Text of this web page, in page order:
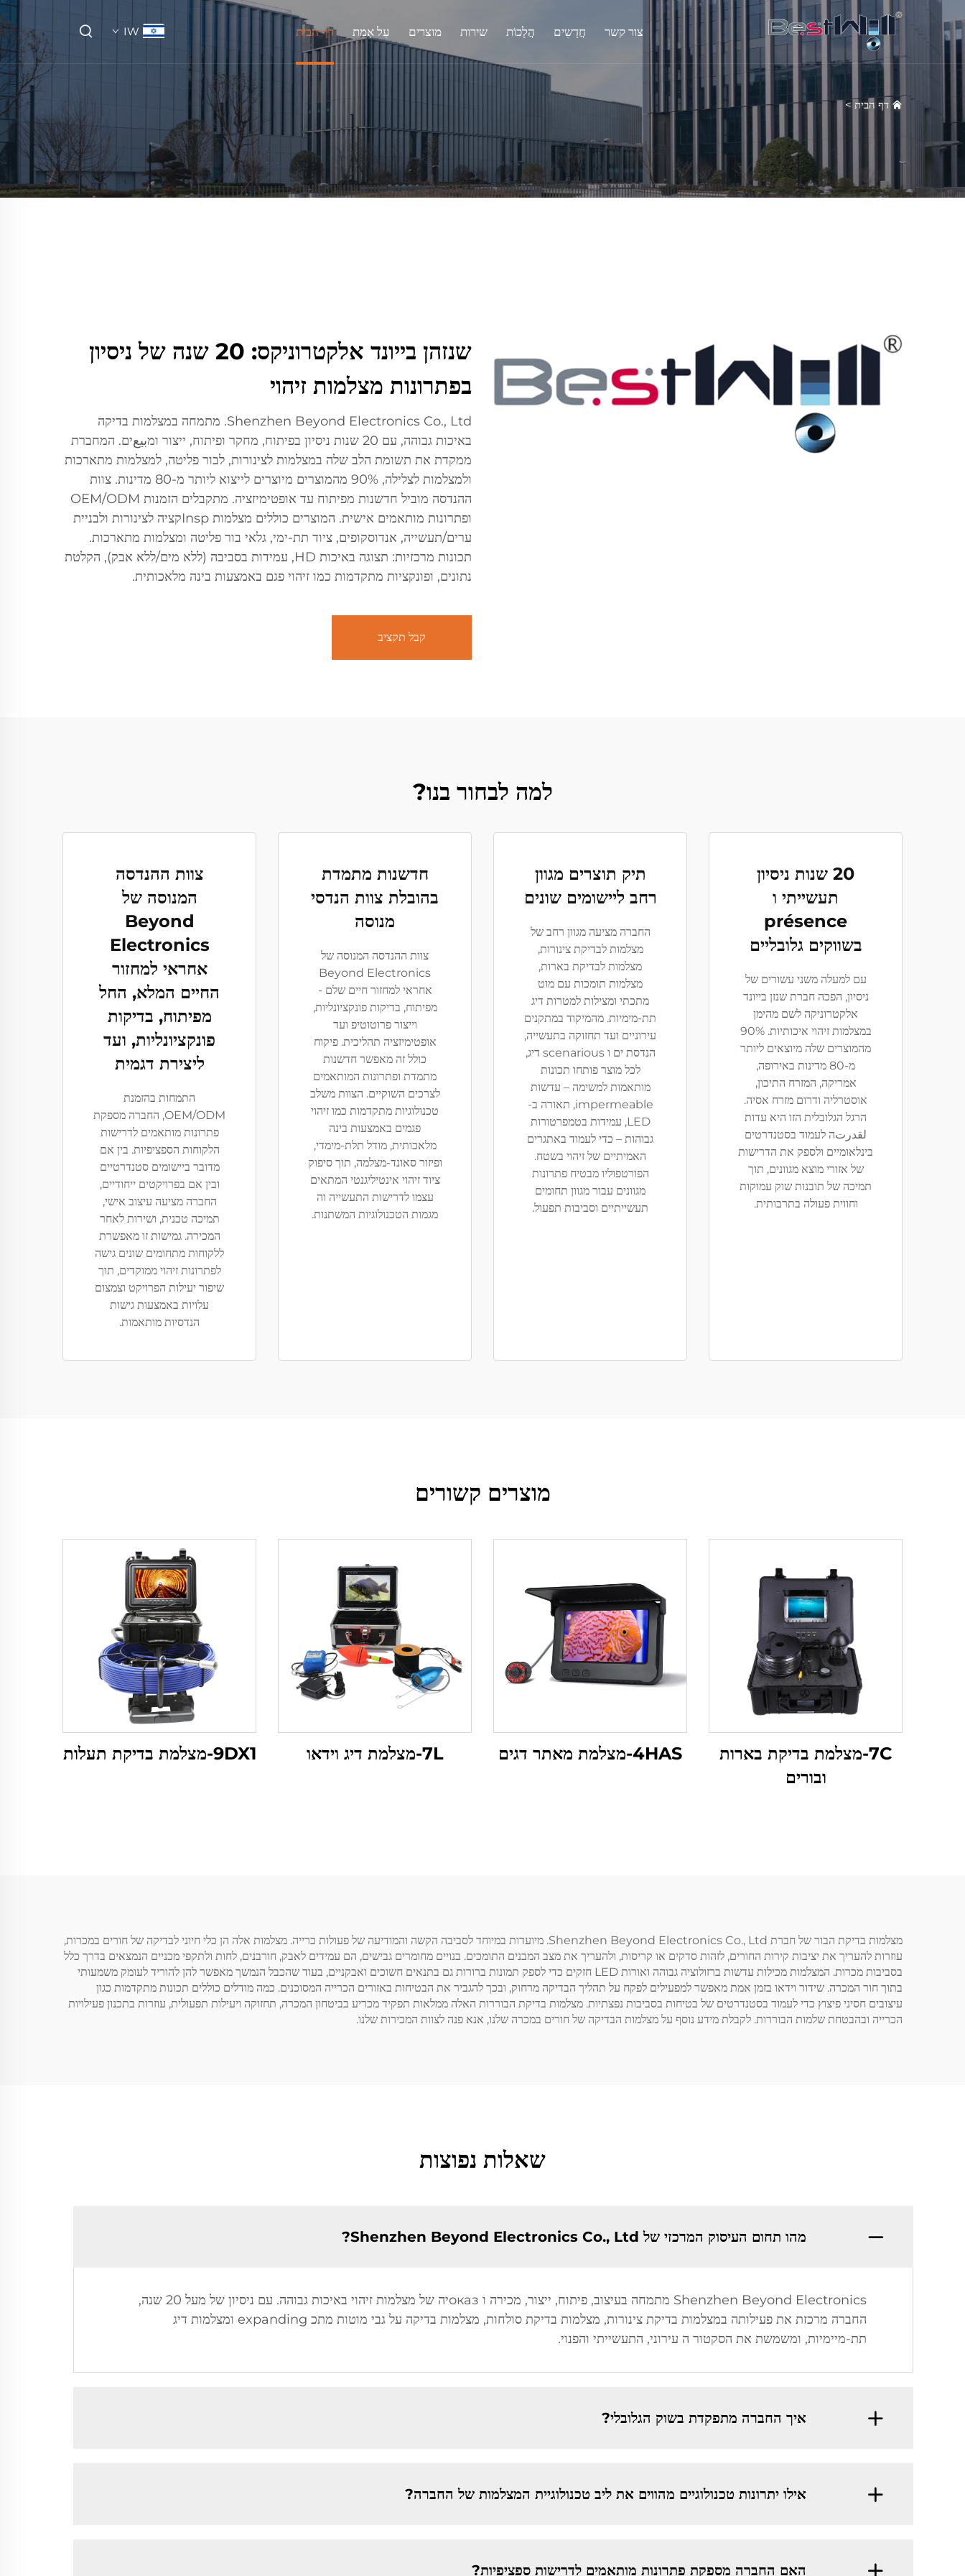
דף הבית עַל אָמַת מוצרים שירות הֲלָכוֹת חֲדָשִים צור קשר IW
דף הבית >
שנזהן בייונד אלקטרוניקס: 20 שנה של ניסיון
בפתרונות מצלמות זיהוי
Shenzhen Beyond Electronics Co., Ltd. מתמחה במצלמות בדיקה
באיכות גבוהה, עם 20 שנות ניסיון בפיתוח, מחקר ופיתוח, ייצור ומبيعים. המחברת
ממקדת את תשומת הלב שלה במצלמות לצינורות, לבור פליטה, למצלמות מתארכות
ולמצלמות לצלילה, 90% מהמוצרים מיוצרים לייצוא ליותר מ-80 מדינות. צוות
ההנדסה מוביל חדשנות מפיתוח עד אופטימיזציה. מתקבלים הזמנות OEM/ODM
ופתרונות מותאמים אישית. המוצרים כוללים מצלמות Inspקציה לצינורות ולבניית
ערים/תעשייה, אנדוסקופים, ציוד תת-ימי, גלאי בור פליטה ומצלמות מתארכות.
תכונות מרכזיות: תצוגה באיכות HD, עמידות בסביבה (ללא מים/ללא אבק), הקלטת
נתונים, ופונקציות מתקדמות כמו זיהוי פגם באמצעות בינה מלאכותית.
קבל תקציב
למה לבחור בנו?
20 שנות ניסיון
תעשייתי ו
présence
בשווקים גלובליים
עם למעלה משני עשורים של
ניסיון, הפכה חברת שנזן בייונד
אלקטרוניקה לשם מהימן
במצלמות זיהוי איכותיות. 90%
מהמוצרים שלה מיוצאים ליותר
מ-80 מדינות באירופה,
אמריקה, המזרח התיכון,
אוסטרליה ודרום מזרח אסיה.
הרגל הגלובלית הזו היא עדות
لقدرتה לעמוד בסטנדרטים
בינלאומיים ולספק את הדרישות
של אזורי מוצא מגוונים, תוך
תמיכה של תובנות שוק עמוקות
וחווית פעולה בתרבותית.
תיק תוצרים מגוון
רחב ליישומים שונים
החברה מציעה מגוון רחב של
מצלמות לבדיקת צינורות,
מצלמות לבדיקת בארות,
מצלמות תומכות עם מוט
מתכתי ומצילות למטרות דיג
תת-מימיות. מהמיקוד במתקנים
עירוניים ועד תחזוקה בתעשייה,
הנדסת ים ו scenarious דיג,
לכל מוצר פותחו תכונות
מותאמות למשימה – עדשות
impermeable, תאורה ב-
LED, עמידות בטמפרטורות
גבוהות – כדי לעמוד באתגרים
האמיתיים של זיהוי בשטח.
הפורטפוליו מבטיח פתרונות
מגוונים עבור מגוון תחומים
תעשייתיים וסביבות תפעול.
חדשנות מתמדת
בהובלת צוות הנדסי
מנוסה
צוות ההנדסה המנוסה של
Beyond Electronics
אחראי למחזור חיים שלם -
מפיתוח, בדיקות פונקציונליות,
וייצור פרוטוטיפ ועד
אופטימיזציה תהליכית. פיקוח
כולל זה מאפשר חדשנות
מתמדת ופתרונות המותאמים
לצרכים השוקיים. הצוות משלב
טכנולוגיות מתקדמות כמו זיהוי
פגמים באמצעות בינה
מלאכותית, מודל תלת-מימדי,
ופיזור סאונד-מצלמה, תוך סיפוק
ציוד זיהוי אינטיליגנטי המתאים
עצמו לדרישות התעשייה וה
מגמות הטכנולוגיות המשתנות.
צוות ההנדסה
המנוסה של
Beyond
Electronics
אחראי למחזור
החיים המלא, החל
מפיתוח, בדיקות
פונקציונליות, ועד
ליצירת דגמית
התמחות בהזמנת
OEM/ODM, החברה מספקת
פתרונות מותאמים לדרישות
הלקוחות הספציפיות. בין אם
מדובר ביישומים סטנדרטיים
ובין אם בפרויקטים ייחודיים,
החברה מציעה עיצוב אישי,
תמיכה טכנית, ושירות לאחר
המכירה. גמישות זו מאפשרת
ללקוחות מתחומים שונים גישה
לפתרונות זיהוי ממוקדים, תוך
שיפור יעילות הפרויקט וצמצום
עלויות באמצעות גישות
הנדסיות מותאמות.
מוצרים קשורים
7C-מצלמת בדיקת בארות
ובורים
4HAS-מצלמת מאתר דגים 7L-מצלמת דיג וידאו 9DX1-מצלמת בדיקת תעלות
מצלמות בדיקת הבור של חברת Shenzhen Beyond Electronics Co., Ltd. מיועדות במיוחד לסביבה הקשה והמודיעה של פעולות כרייה. מצלמות אלה הן כלי חיוני לבדיקה של חורים במכרות,
עוזרות להעריך את יציבות קירות החורים, לזהות סדקים או קריסות, ולהעריך את מצב המבנים התומכים. בנויים מחומרים גבישים, הם עמידים לאבק, חורבנים, לחות ולתקפי מכניים הנמצאים בדרך כלל
בסביבות מכרות. המצלמות מכילות עדשות ברזולוציה גבוהה ואורות LED חזקים כדי לספק תמונות ברורות גם בתנאים חשוכים ואבקניים, בעוד שהכבל הנמשך מאפשר להן להוריד לעומק משמעותי
בתוך חור המכרה. שידור וידאו בזמן אמת מאפשר למפעילים לפקח על תהליך הבדיקה מרחוק, ובכך להגביר את הבטיחות באזורים הכרייה המסוכנים. כמה מודלים כוללים תכונות מתקדמות כגון
עיצובים חסיני פיצוץ כדי לעמוד בסטנדרטים של בטיחות בסביבות נפצתיות. מצלמות בדיקת הבוררות האלה ממלאות תפקיד מכריע בביטחון המכרה, תחזוקה ויעילות תפעולית, עוזרות בתכנון פעילויות
הכרייה ובהבטחת שלמות הבוררות. לקבלת מידע נוסף על מצלמות הבדיקה של חורים במכרה שלנו, אנא פנה לצוות המכירות שלנו.
שאלות נפוצות
מהו תחום העיסוק המרכזי של Shenzhen Beyond Electronics Co., Ltd?
Shenzhen Beyond Electronics מתמחה בעיצוב, פיתוח, ייצור, מכירה ו оказיה של מצלמות זיהוי באיכות גבוהה. עם ניסיון של מעל 20 שנה,
החברה מרכזת את פעילותה במצלמות בדיקת צינורות, מצלמות בדיקת סולחות, מצלמות בדיקה על גבי מוטות מתכ expanding ומצלמות דיג
תת-מיימיות, ומשמשת את הסקטור ה עירוני, התעשייתי והפנוי.
איך החברה מתפקדת בשוק הגלובלי?
אילו יתרונות טכנולוגיים מהווים את ליב טכנולוגיית המצלמות של החברה?
האם החברה מספקת פתרונות מותאמים לדרישות ספציפיות?